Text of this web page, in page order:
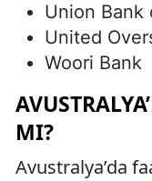
Union Bank
United
Woori Bank
MI?
Avustralya’da